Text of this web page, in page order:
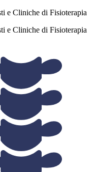
e Cliniche di Fisioterapia
e Cliniche di Fisioterapia